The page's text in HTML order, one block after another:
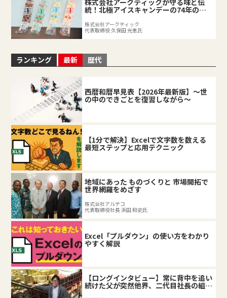
株式会社アークティックが守る味と伝
統！北極アイスキャンデーの74年の軌
株式会社アークティック
代表取締役 久保田 光恵氏
ランキング 最新 歴代
西暦和暦早見表【2026年最新版】～世
の中のできごとを復習しながら～
【1分で解決】Excelで文字数を数える
最短ステップと応用テクニック
地域にあった ものづくりと 市場開拓で
世界網羅をめざす
株式会社アルテコ
代表取締役社長 浜田 和史氏
Excel「プルダウン」の使い方をわかり
やすく解説
【ロングインタビュー】常に背中を追い
続けた父が突然他界、二代目社長の組織